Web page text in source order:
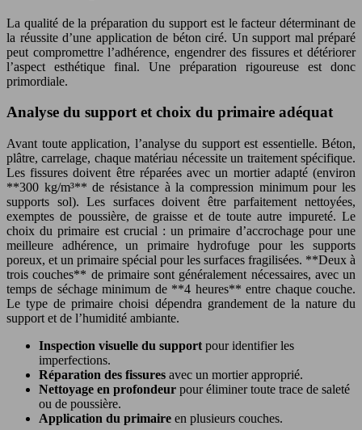
La qualité de la préparation du support est le facteur déterminant de
la réussite d’une application de béton ciré. Un support mal préparé
peut compromettre l’adhérence, engendrer des fissures et détériorer
l’aspect esthétique final. Une préparation rigoureuse est donc
primordiale.
Analyse du support et choix du primaire adéquat
Avant toute application, l’analyse du support est essentielle. Béton,
plâtre, carrelage, chaque matériau nécessite un traitement spécifique.
Les fissures doivent être réparées avec un mortier adapté (environ
**300 kg/m³** de résistance à la compression minimum pour les
supports sol). Les surfaces doivent être parfaitement nettoyées,
exemptes de poussière, de graisse et de toute autre impureté. Le
choix du primaire est crucial : un primaire d’accrochage pour une
meilleure adhérence, un primaire hydrofuge pour les supports
poreux, et un primaire spécial pour les surfaces fragilisées. **Deux à
trois couches** de primaire sont généralement nécessaires, avec un
temps de séchage minimum de **4 heures** entre chaque couche.
Le type de primaire choisi dépendra grandement de la nature du
support et de l’humidité ambiante.
Inspection visuelle du support pour identifier les
imperfections.
Réparation des fissures avec un mortier approprié.
Nettoyage en profondeur pour éliminer toute trace de saleté
ou de poussière.
Application du primaire en plusieurs couches.